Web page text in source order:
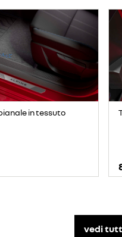
in tessuto
vedi